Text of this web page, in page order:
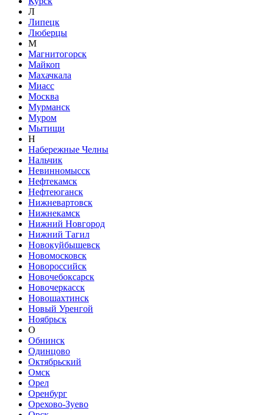
Л
Липецк
Люберцы
М
Магнитогорск
Майкоп
Махачкала
Миасс
Москва
Мурманск
Муром
Мытищи
Н
Набережные Челны
Нальчик
Невинномысск
Нефтекамск
Нефтеюганск
Нижневартовск
Нижнекамск
Нижний Новгород
Нижний Тагил
Новокуйбышевск
Новомосковск
Новороссийск
Новочебоксарск
Новочеркасск
Новошахтинск
Новый Уренгой
Ноябрьск
О
Обнинск
Одинцово
Октябрьский
Омск
Орел
Оренбург
Орехово-Зуево